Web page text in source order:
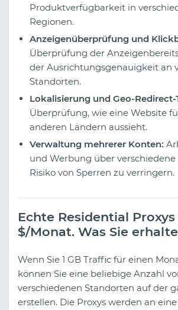
Produktverfügbarkeit in
Regionen.
Anzeigenüberprüfung und
Überprüfung der
der Ausrichtungsgenauigkeit an
Standorten.
Lokalisierung und Geo-Redirect-
Überprüfung, wie eine Website
anderen Ländern aussieht.
Verwaltung mehrerer Konten:
und Werbung über verschiedene
Risiko von Sperren zu verringern.
Echte Residential
$/Monat. Was Sie
Wenn Sie 1 GB Traffic für einen
können Sie eine beliebige Anzahl
verschiedenen Standorten auf der
erstellen. Die Proxys werden an